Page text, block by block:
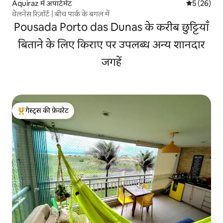
Aquiraz में अपार्टमेंट औसत रेटिंग
5 (26)
वेलनेस रिज़ॉर्ट | बीच पार्क के बगल में
Pousada Porto das Dunas के करीब छुट्टियाँ
बिताने के लिए किराए पर उपलब्ध अन्य शानदार
जगहें
गेस्ट्स का टॉप फ़ेवरेट
गेस्ट्स की फ़ेवरेट